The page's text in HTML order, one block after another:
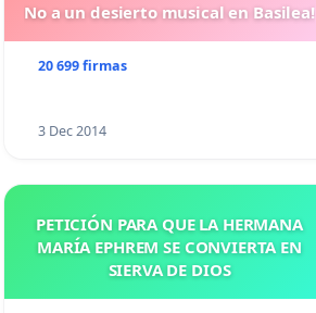
No a un desierto musical en Basilea!
20 699 firmas
3 Dec 2014
PETICIÓN PARA QUE LA HERMANA
MARÍA EPHREM SE CONVIERTA EN
SIERVA DE DIOS